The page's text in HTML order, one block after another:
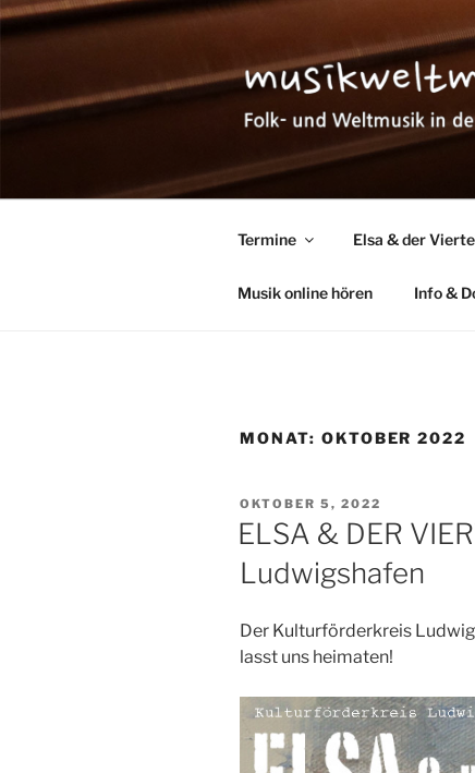
Zum
Inhalt
Folk- und Weltmusik in der
Termine Elsa & der
Musik online hören Info &
MONAT: OKTOBER 2022
VERÖFFENTLICHT
AM
OKTOBER 5, 2022
ELSA & DER
Ludwigshafen
Der Kulturförderkreis
lasst uns heimaten!